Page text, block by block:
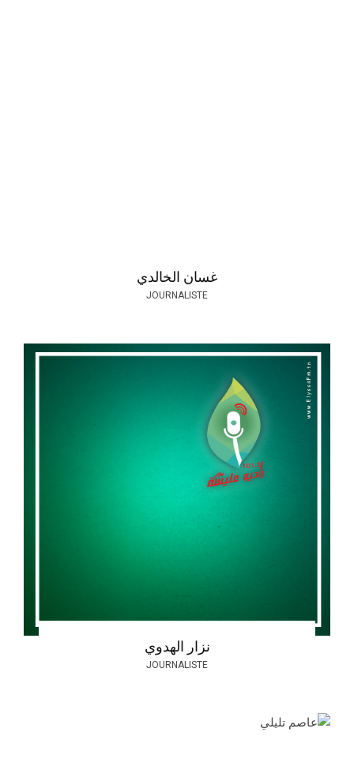
غسان الخالدي
JOURNALISTE
نزار الهدوي
JOURNALISTE